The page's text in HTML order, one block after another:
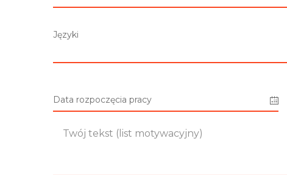
Języki
Data rozpoczęcia pracy